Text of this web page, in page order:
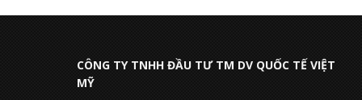
CÔNG TY TNHH ĐẦU TƯ TM DV QUỐC TẾ VIỆT
MỸ